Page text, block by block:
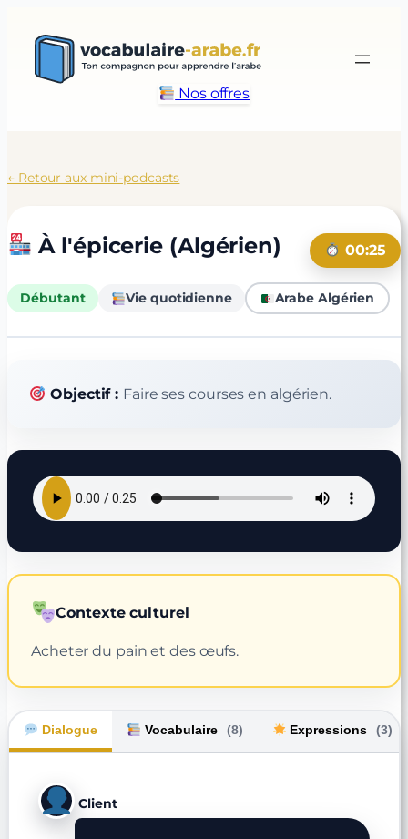
Nos offres
← Retour aux mini-podcasts
À l'épicerie (Algérien) 00:25
Débutant Vie quotidienne Arabe Algérien
Objectif : Faire ses courses en algérien.
Contexte culturel
Acheter du pain et des œufs.
Dialogue Vocabulaire (8) Expressions (3)
Client